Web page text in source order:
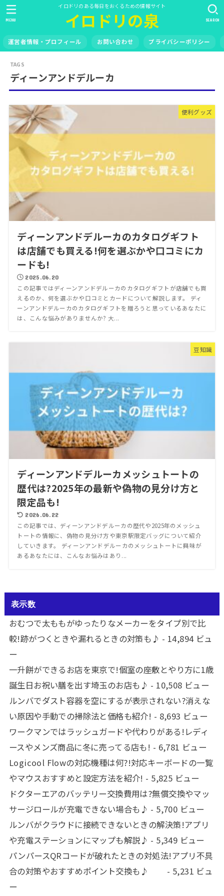
イロドリのある毎日をおくるための情報サイト
イロドリの泉
運営者情報・プロフィール お問い合わせ プライバシーポリシー
SEARCH
MENU
ディーンアンドデルーカ
便利グッズ
ディーンアンドデルーカのカタログギフト
は店舗でも買える!何を選ぶかや口コミにカ
ードも!
2025.06.20
この記事ではディーンアンドデルーカのカタログギフトが店舗でも買
えるのか、何を選ぶかや口コミとカードについて解説します。 ディ
ーンアンドデルーカのカタログギフトを贈ろうと思っているあなたに
は、こんな悩みがありませんか? 大...
豆知識
ディーンアンドデルーカメッシュトートの
歴代は?2025年の最新や偽物の見分け方と
限定品も!
2026.06.22
この記事では、ディーンアンドデルーカの歴代や2025年のメッシュ
トートの情報に、偽物の見分け方や東京駅限定バッグについて紹介
していきます。 ディーンアンドデルーカのメッシュトートに興味が
あるあなたには、こんなお悩みはあり...
表示数
おむつで太ももがゆったりなメーカーをタイプ別で比
較!跡がつくときや漏れるときの対策も♪ - 14,894 ビュ
ー
一升餅ができるお店を東京で!個室の座敷とやり方に1歳
誕生日お祝い膳を出す埼玉のお店も♪ - 10,508 ビュー
ルンバでダスト容器を空にするが表示されない?消えな
い原因や手動での掃除法と価格も紹介! - 8,693 ビュー
ワークマンではラッシュガードや代わりがある!レディ
ースやメンズ商品に冬に売ってる店も! - 6,781 ビュー
Logicool Flowの対応機種は何?!対応キーボードの一覧
やマウスおすすめと設定方法を紹介! - 5,825 ビュー
ドクターエアのバッテリー交換費用は?無償交換やマッ
サージロールが充電できない場合も♪ - 5,700 ビュー
ルンバがクラウドに接続できないときの解決策!アプリ
や充電ステーションにマップも解説♪ - 5,349 ビュー
パンパースQRコードが破れたときの対処法!アプリ不具
合の対策やおすすめポイント交換も♪
- 5,231 ビュ
ー